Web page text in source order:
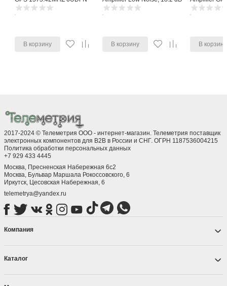
В корзину
1615 MHz, 4-Pin TSLP-4-11
В корзину
Noise
В корзину
2017-2024 © Телеметрия ООО - интернет-магазин. Телеметрия поставщик
электронных компонентов для B2B в России и СНГ. ОГРН 1187536004215
Политика обработки персональных данных
+7 929 433 4445
Москва, Пресненская Набережная 6с2
Москва, ​Бульвар Маршала Рокоссовского, 6
Иркутск, ​Цесовская Набережная, 6
telemetrya@yandex.ru
Компания
Каталог